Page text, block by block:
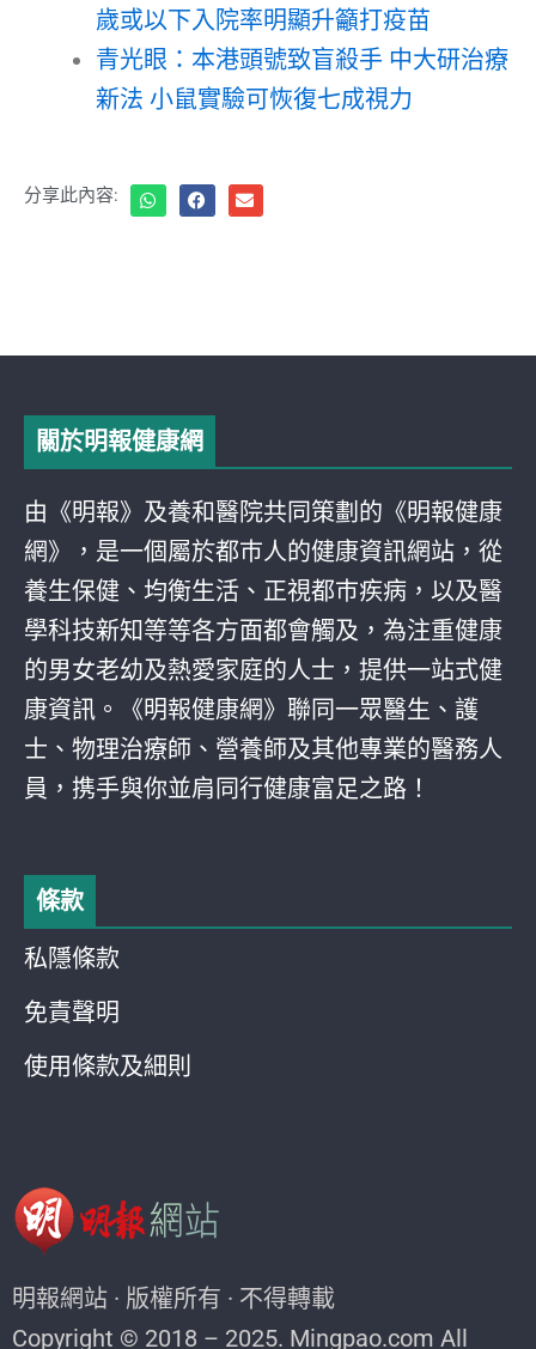
歲或以下入院率明顯升籲打疫苗
青光眼：本港頭號致盲殺手 中大研治療
新法 小鼠實驗可恢復七成視力
分享此內容:
關於明報健康網
由《明報》及養和醫院共同策劃的《明報健康
網》，是一個屬於都巿人的健康資訊網站，從
養生保健、均衡生活、正視都巿疾病，以及醫
學科技新知等等各方面都會觸及，為注重健康
的男女老幼及熱愛家庭的人士，提供一站式健
康資訊。《明報健康網》聯同一眾醫生、護
士、物理治療師、營養師及其他專業的醫務人
員，携手與你並肩同行健康富足之路！
條款
私隱條款
免責聲明
使用條款及細則
明報網站 · 版權所有 · 不得轉載
Copyright © 2018 – 2025. Mingpao.com All